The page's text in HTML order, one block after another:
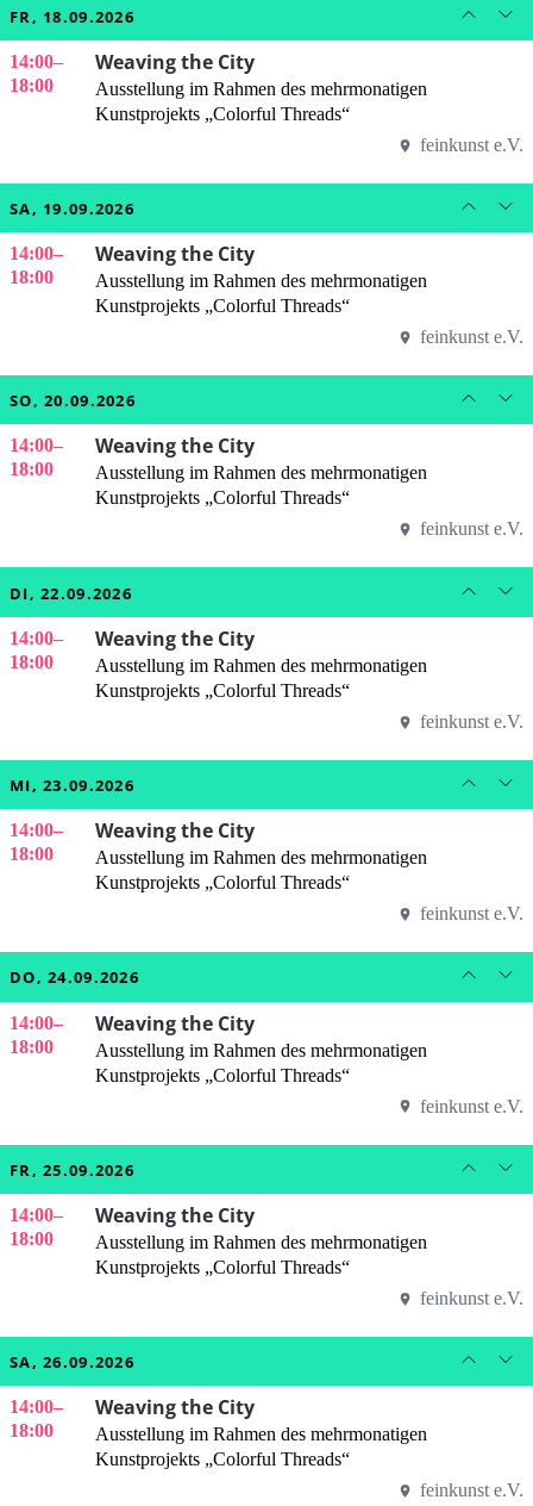
FR, 18.09.2026
14:00–
18:00
Weaving the City
Ausstellung im Rahmen des mehrmonatigen
Kunstprojekts „Colorful Threads“
feinkunst e.V.
SA, 19.09.2026
14:00–
18:00
Weaving the City
Ausstellung im Rahmen des mehrmonatigen
Kunstprojekts „Colorful Threads“
feinkunst e.V.
SO, 20.09.2026
14:00–
18:00
Weaving the City
Ausstellung im Rahmen des mehrmonatigen
Kunstprojekts „Colorful Threads“
feinkunst e.V.
DI, 22.09.2026
14:00–
18:00
Weaving the City
Ausstellung im Rahmen des mehrmonatigen
Kunstprojekts „Colorful Threads“
feinkunst e.V.
MI, 23.09.2026
14:00–
18:00
Weaving the City
Ausstellung im Rahmen des mehrmonatigen
Kunstprojekts „Colorful Threads“
feinkunst e.V.
DO, 24.09.2026
14:00–
18:00
Weaving the City
Ausstellung im Rahmen des mehrmonatigen
Kunstprojekts „Colorful Threads“
feinkunst e.V.
FR, 25.09.2026
14:00–
18:00
Weaving the City
Ausstellung im Rahmen des mehrmonatigen
Kunstprojekts „Colorful Threads“
feinkunst e.V.
SA, 26.09.2026
14:00–
18:00
Weaving the City
Ausstellung im Rahmen des mehrmonatigen
Kunstprojekts „Colorful Threads“
feinkunst e.V.